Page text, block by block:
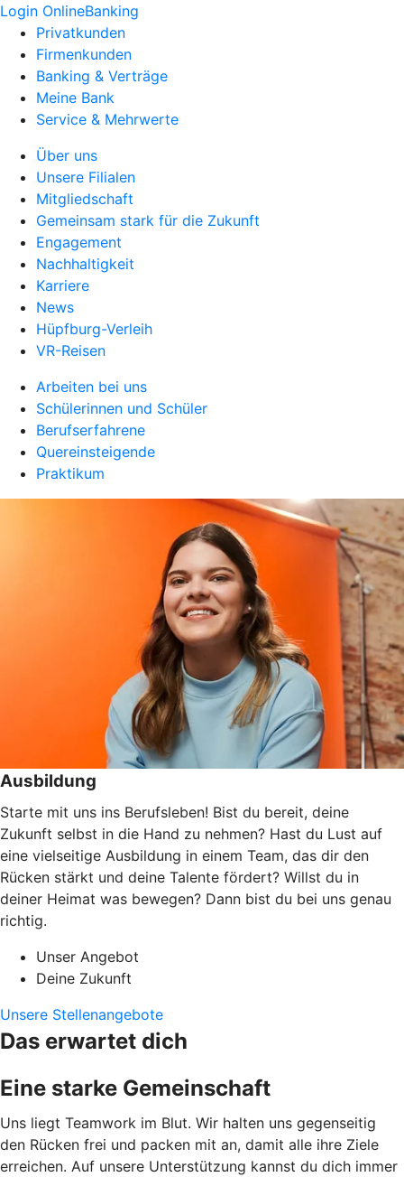
Login OnlineBanking
Privatkunden
Firmenkunden
Banking & Verträge
Meine Bank
Service & Mehrwerte
Über uns
Unsere Filialen
Mitgliedschaft
Gemeinsam stark für die Zukunft
Engagement
Nachhaltigkeit
Karriere
News
Hüpfburg-Verleih
VR-Reisen
Arbeiten bei uns
Schülerinnen und Schüler
Berufserfahrene
Quereinsteigende
Praktikum
Ausbildung
Starte mit uns ins Berufsleben! Bist du bereit, deine
Zukunft selbst in die Hand zu nehmen? Hast du Lust auf
eine vielseitige Ausbildung in einem Team, das dir den
Rücken stärkt und deine Talente fördert? Willst du in
deiner Heimat was bewegen? Dann bist du bei uns genau
richtig.
Unser Angebot
Deine Zukunft
Unsere Stellenangebote
Das erwartet dich
Eine starke Gemeinschaft
Uns liegt Teamwork im Blut. Wir halten uns gegenseitig
den Rücken frei und packen mit an, damit alle ihre Ziele
erreichen. Auf unsere Unterstützung kannst du dich immer